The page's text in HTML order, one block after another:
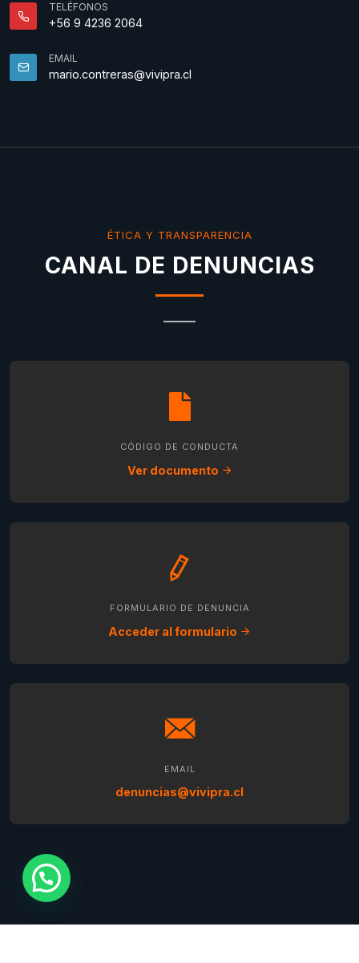
TELÉFONOS
+56 9 4236 2064
EMAIL
mario.contreras@vivipra.cl
ÉTICA Y TRANSPARENCIA
CANAL DE DENUNCIAS
CÓDIGO DE CONDUCTA
Ver documento
FORMULARIO DE DENUNCIA
Acceder al formulario
EMAIL
denuncias@vivipra.cl